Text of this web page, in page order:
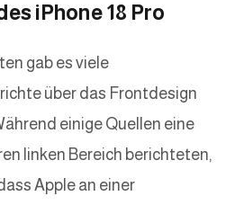
iPhone 18 Pro
gab es viele
über das Frontdesign
einige Quellen eine
linken Bereich berichteten,
Apple an einer